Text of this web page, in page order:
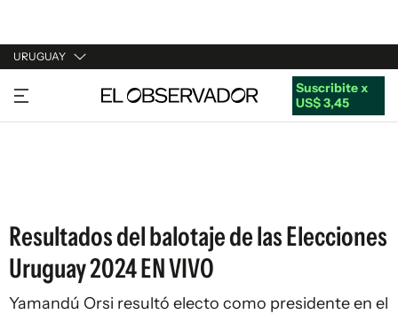
URUGUAY
URUGUAY
ARGENTINA
Suscribite x
US$ 3,45
Resultados del balotaje de las Elecciones
Uruguay 2024 EN VIVO
Yamandú Orsi resultó electo como presidente en el